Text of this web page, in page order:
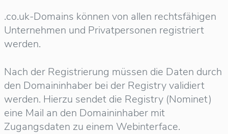
.co.uk-Domains können von allen rechtsfähigen
Unternehmen und Privatpersonen registriert
werden.
Nach der Registrierung müssen die Daten durch
den Domaininhaber bei der Registry validiert
werden. Hierzu sendet die Registry (Nominet)
eine Mail an den Domaininhaber mit
Zugangsdaten zu einem Webinterface.